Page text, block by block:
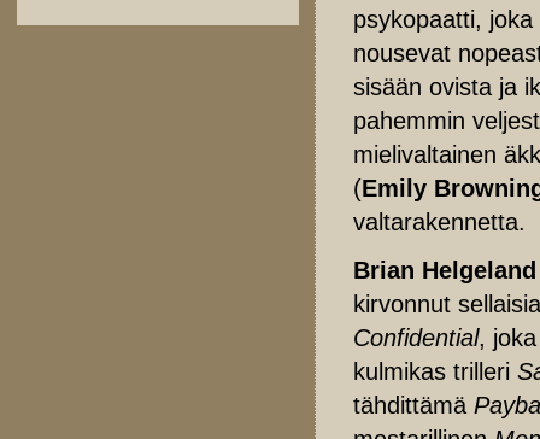
psykopaatti,
nousevat
sisään ovista ja
pahemmin
mielivaltainen
(Emily
valtarakennetta.
Brian Helgeland
kirvonnut
Confidential,
kulmikas trilleri
tähdittämä